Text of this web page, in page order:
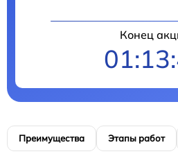
Конец
Преимущества Этапы работ